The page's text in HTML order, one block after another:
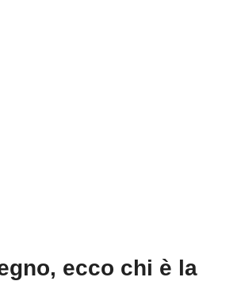
ecco chi è la